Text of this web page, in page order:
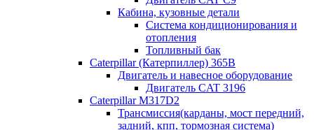
Кабина, кузовные детали
Система кондиционирования и
отопления
Топливный бак
Caterpillar (Катерпиллер) 365B
Двигатель и навесное оборудование
Двигатель CAT 3196
Caterpillar M317D2
Трансмиссия(карданы, мост передний,
задний, кпп, тормозная система)